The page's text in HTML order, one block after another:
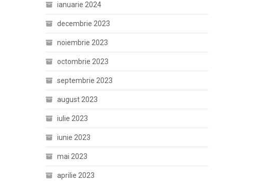
ianuarie 2024
decembrie 2023
noiembrie 2023
octombrie 2023
septembrie 2023
august 2023
iulie 2023
iunie 2023
mai 2023
aprilie 2023